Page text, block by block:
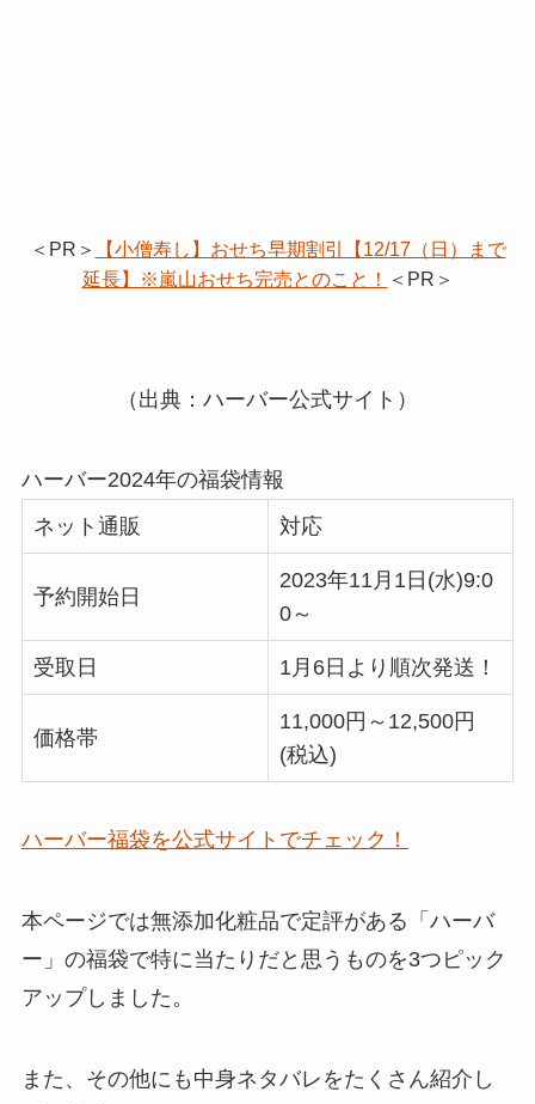
＜PR＞
【小僧寿し】おせち早期割引【12/17（日）まで
延長】※嵐山おせち完売とのこと！
＜PR＞
（出典：ハーバー公式サイト）
ハーバー2024年の福袋情報
ネット通販
対応
予約開始日
2023年11月1日(水)9:0
0～
受取日 1月6日より順次発送！
価格帯
11,000円～12,500円
(税込)
ハーバー福袋を公式サイトでチェック！
本ページでは無添加化粧品で定評がある「ハーバ
ー」の福袋で特に当たりだと思うものを3つピック
アップしました。
また、その他にも 中身ネタバレをたくさん紹介 し